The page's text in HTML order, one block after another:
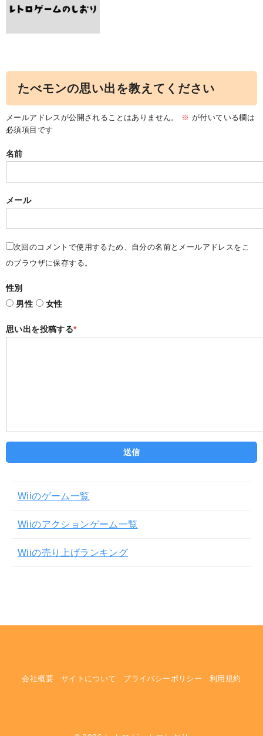
たべモンの思い出を教えてください
メールアドレスが公開されることはありません。 ※ が付いている欄は
必須項目です
名前
メール
次回のコメントで使用するため、自分の名前とメールアドレスをこ
のブラウザに保存する。
性別
男性
女性
思い出を投稿する*
Wiiのゲーム一覧
Wiiのアクションゲーム一覧
Wiiの売り上げランキング
会社概要 サイトについて プライバシーポリシー 利用規約